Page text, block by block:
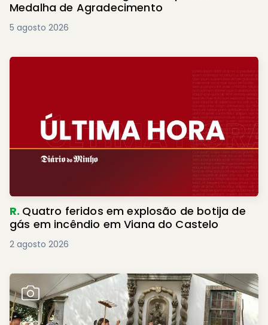
Medalha de Agradecimento
5 agosto 2026
R. Quatro feridos em explosão de botija de
gás em incêndio em Viana do Castelo
2 agosto 2026